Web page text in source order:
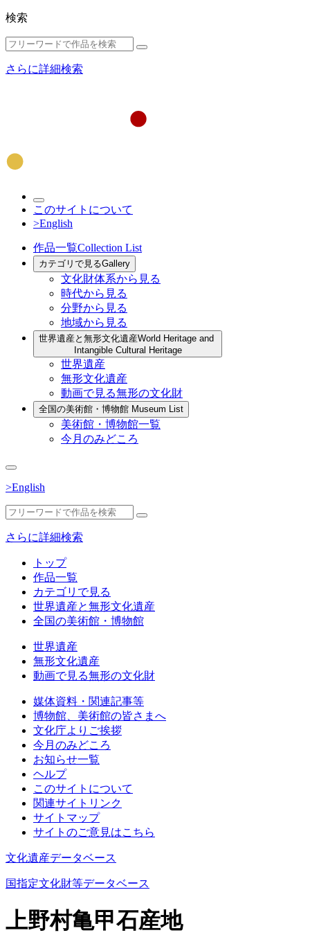
検索
さらに詳細検索
このサイトについて
>English
作品一覧Collection List
カテゴリで見るGallery
文化財体系から見る
時代から見る
分野から見る
地域から見る
世界遺産と無形文化遺産World Heritage and
Intangible Cultural Heritage
世界遺産
無形文化遺産
動画で見る無形の文化財
全国の美術館・博物館 Museum List
美術館・博物館一覧
今月のみどころ
>English
さらに詳細検索
トップ
作品一覧
カテゴリで見る
世界遺産と無形文化遺産
全国の美術館・博物館
世界遺産
無形文化遺産
動画で見る無形の文化財
媒体資料・関連記事等
博物館、美術館の皆さまへ
文化庁よりご挨拶
今月のみどころ
お知らせ一覧
ヘルプ
このサイトについて
関連サイトリンク
サイトマップ
サイトのご意見はこちら
文化遺産データベース
国指定文化財等データベース
上野村亀甲石産地